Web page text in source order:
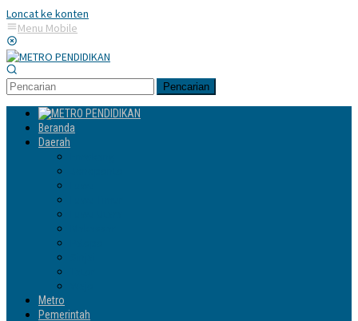
Loncat ke konten
Menu Mobile
Pencarian
Beranda
Daerah
Metro
Pemerintah